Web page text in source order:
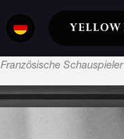
Französische Schauspieler